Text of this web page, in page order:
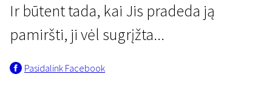
Ir būtent tada, kai Jis pradeda ją
pamiršti, ji vėl sugrįžta...
Pasidalink Facebook